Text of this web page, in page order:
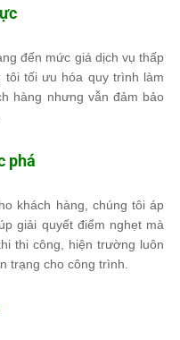
đến mức giá dịch vụ thấp
tôi tối ưu hóa quy trình làm
hàng nhưng vẫn đảm bảo
phá
khách hàng, chúng tôi áp
giải quyết điểm nghẹt mà
thi công, hiện trường luôn
trạng cho công trình.